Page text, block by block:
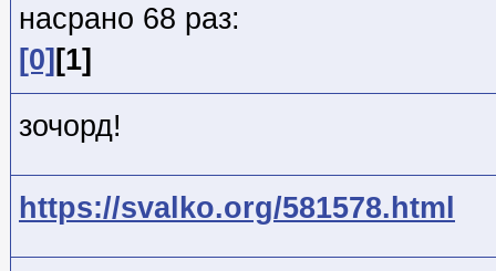
насрано 68 раз:
[0] [1]
зочорд!
https://svalko.org/581578.html